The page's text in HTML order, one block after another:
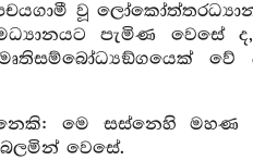
වූ
පැමිණ වෙසේ
වේ
මෙ සස්නෙහි
වෙසේ.